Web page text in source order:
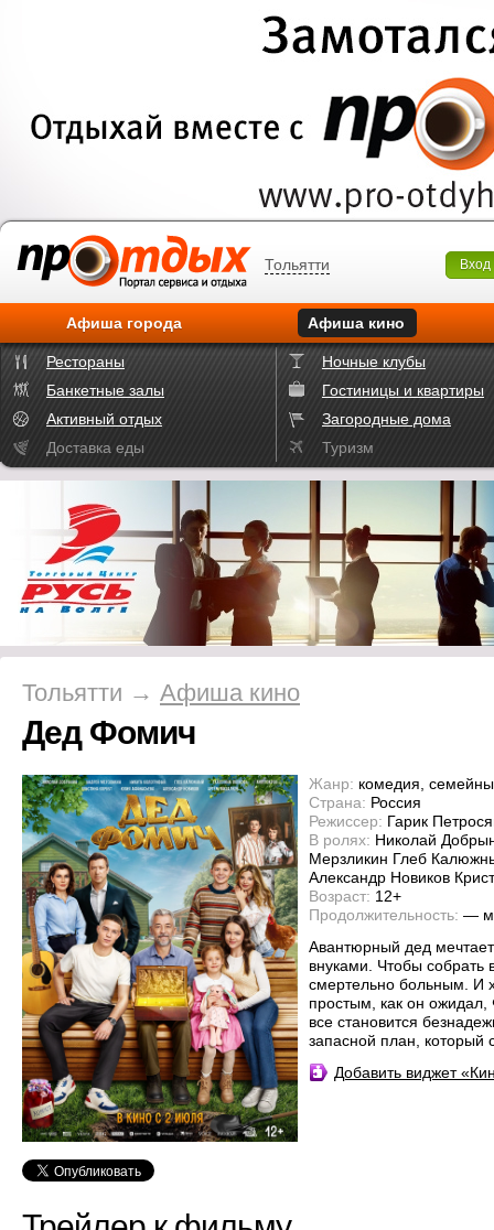
Тольятти Вход
Афиша города Афиша кино
Рестораны
Ночные клубы
Банкетные залы
Гостиницы и квартиры
Активный отдых
Загородные дома
Доставка еды
Туризм
Тольятти → Афиша кино
Дед Фомич
Жанр: комедия,
Страна: Россия
Режиссер: Гарик
В ролях: Николай
Мерзликин Глеб
Александр Новиков
Возраст: 12+
Продолжительность: —
Авантюрный дед
внуками. Чтобы собрать
смертельно больным. И
простым, как он ожидал,
все становится
запасной план, который
Добавить виджет